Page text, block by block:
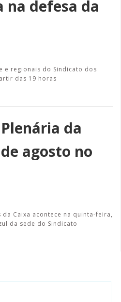
defesa da
e regionais do Sindicato dos
das 19 horas
da
agosto no
Caixa acontece na quinta-feira,
da sede do Sindicato